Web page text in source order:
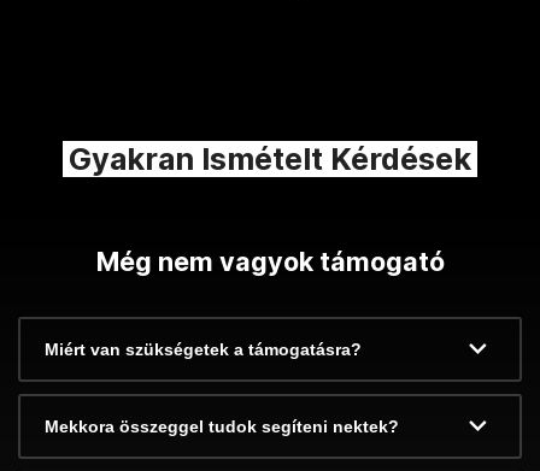
Gyakran Ismételt Kérdések
Még nem vagyok támogató
Miért van szükségetek a támogatásra?
Mekkora összeggel tudok segíteni nektek?